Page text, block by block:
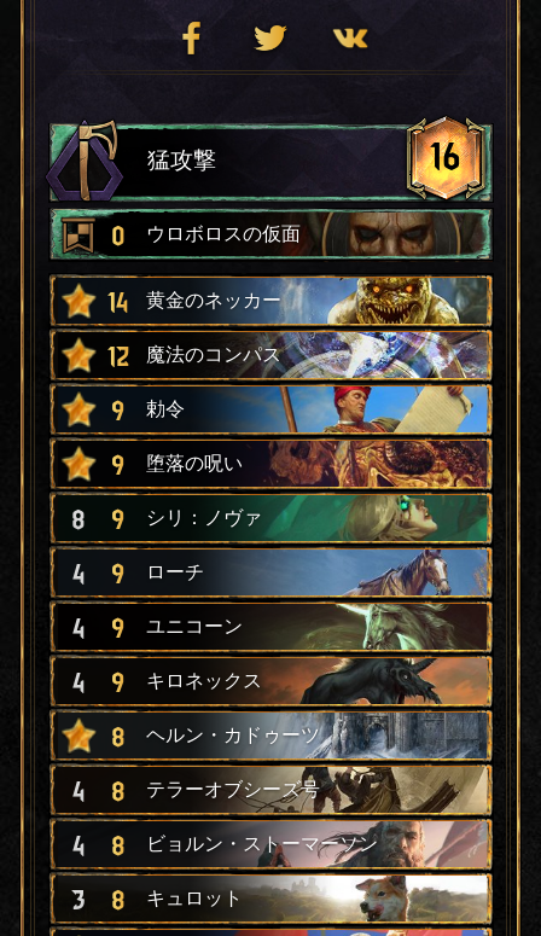
猛攻撃 16
0 ウロボロスの仮面
14 黄金のネッカー
12 魔法のコンパス
9 勅令
9 堕落の呪い
8 9 シリ：ノヴァ
4 9 ローチ
4 9 ユニコーン
4 9 キロネックス
8 ヘルン・カドゥーツ
4 8 テラーオブシーズ号
4 8 ビョルン・ストーマーソン
3 8 キュロット